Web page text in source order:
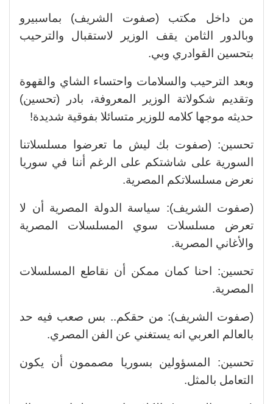
من داخل مكتب (صفوت الشريف) بماسبيرو
وبالدور الثامن يقف الوزير لاستقبال والترحيب
بتحسين القوادري وبي.
وبعد الترحيب والسلامات واحتساء الشاي والقهوة
وتقديم شكولاتة الوزير المعروفة، بادر (تحسين)
حديثه موجها كلامه للوزير متسائلا بفوقية شديدة!
تحسين: (صفوت بك ليش ما تعرضوا مسلسلاتنا
السورية على شاشتكم على الرغم أننا في سوريا
نعرض مسلسلاتكم المصرية.
(صفوت الشريف): سياسة الدولة المصرية أن لا
تعرض مسلسلات سوي المسلسلات المصرية
والأغاني المصرية.
تحسين: احنا كمان ممكن أن نقاطع المسلسلات
المصرية.
(صفوت الشريف): من حقكم.. بس صعب فيه حد
بالعالم العربي انه يستغني عن الفن المصري.
تحسين: المسؤولين بسوريا مصممون أن يكون
التعامل بالمثل.